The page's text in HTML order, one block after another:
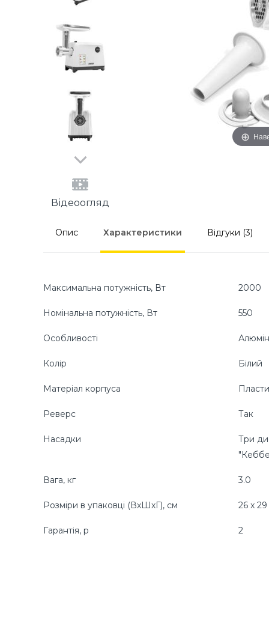
Відеоогляд
Опис Характеристики Відгуки (3)
Максимальна потужність, Вт 2000
Номінальна потужність, Вт 550
Особливості
Колір Білий
Матеріал корпуса
Реверс Так
Насадки
Три
Вага, кг 3.0
Розміри в упаковці (ВхШхГ), cм 26 x
Гарантія, р 2